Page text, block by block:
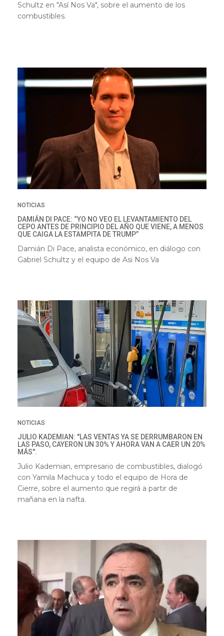
Schultz en "Así Nos Va", sobre el aumento de los
combustibles.
NOTICIAS
DAMIÁN DI PACE: “YO NO VEO EL LEVANTAMIENTO DEL
CEPO ANTES DE PRINCIPIO DEL AÑO QUE VIENE, A MENOS
QUE CAIGA LA ESTAMPITA DE TRUMP”
Damián Di Pace, analista económico, en diálogo con
Gabriel Schultz y el equipo de Asi Nos Va
NOTICIAS
JULIO KADEMIAN: "LAS VENTAS YA SE DERRUMBARON EN
LAS PASO, CAYERON UN 30% Y AHORA VAN A CAER UN 20%
MÁS".
Julio Kademian, empresario de combustibles, dialogó
con Yamila Machuca y todo el equipo de Hora de
Cierre, sobre el aumento que regirá a partir de
mañana en la nafta.